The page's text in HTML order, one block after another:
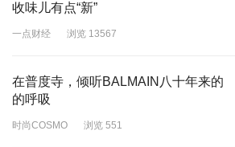
收味儿有点“新”
一点财经 浏览 13567
在普度寺，倾听BALMAIN八十年来的
的呼吸
时尚COSMO 浏览 551